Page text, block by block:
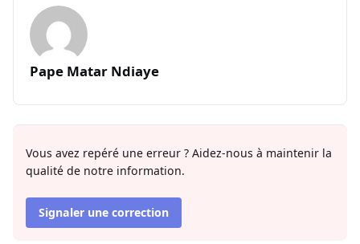
Pape Matar Ndiaye
Vous avez repéré une erreur ? Aidez-nous à maintenir la
qualité de notre information.
Signaler une correction